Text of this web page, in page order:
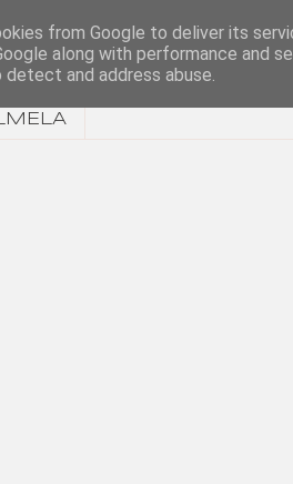
from Google to deliver its
along with performance and
and address abuse.